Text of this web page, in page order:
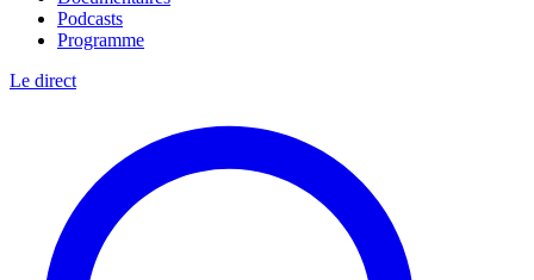
Podcasts
Programme
Le direct